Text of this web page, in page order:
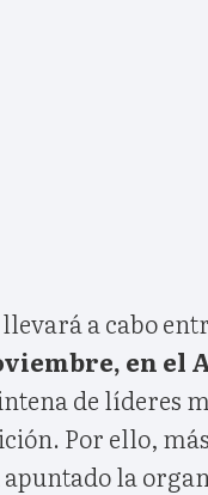
llevará a cabo
en el
de líderes
Por ello,
apuntado la